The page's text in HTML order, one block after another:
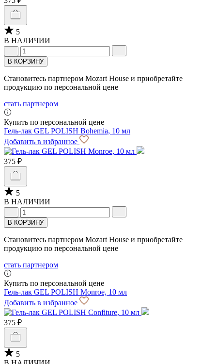
5
В НАЛИЧИИ
В КОРЗИНУ
Становитесь партнером Mozart House и приобретайте
продукцию по персональной цене
стать партнером
Купить по персональной цене
Гель-лак GEL POLISH Bohemia, 10 мл
Добавить в избранное
375 ₽
5
В НАЛИЧИИ
В КОРЗИНУ
Становитесь партнером Mozart House и приобретайте
продукцию по персональной цене
стать партнером
Купить по персональной цене
Гель-лак GEL POLISH Monroе, 10 мл
Добавить в избранное
375 ₽
5